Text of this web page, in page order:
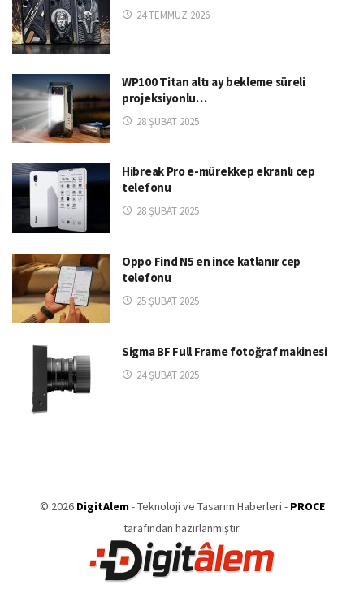
24 TEMMUZ 2026
WP100 Titan altı ay bekleme süreli
projeksiyonlu…
28 ŞUBAT 2025
Hibreak Pro e-mürekkep ekranlı cep
telefonu
28 ŞUBAT 2025
Oppo Find N5 en ince katlanır cep
telefonu
25 ŞUBAT 2025
Sigma BF Full Frame fotoğraf makinesi
24 ŞUBAT 2025
© 2026 DigitAlem- Teknoloji ve Tasarım Haberleri - PROCE
tarafından hazırlanmıştır.